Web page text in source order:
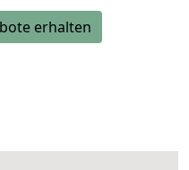
erhalten